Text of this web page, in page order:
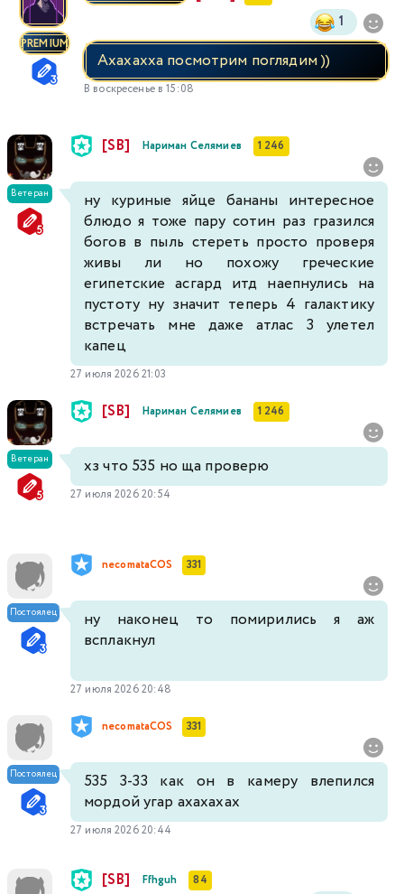
PREMIUM
1
Ахахахха посмотрим поглядим ))
В воскресенье в 15:08
Ветеран
[SB] Нариман Селямиев 1 246
ну куриные яйце бананы интересное
блюдо я тоже пару сотин раз гразился
богов в пыль стереть просто проверя
живы ли но похожу греческие
египетские асгард итд наепнулись на
пустоту ну значит теперь 4 галактику
встречать мне даже атлас 3 улетел
капец
27 июля 2026 21:03
Ветеран
[SB] Нариман Селямиев 1 246
хз что 535 но ща проверю
27 июля 2026 20:54
Постоялец
necomataCOS 331
ну наконец то помирились я аж
всплакнул
27 июля 2026 20:48
Постоялец
necomataCOS 331
535 3-33 как он в камеру влепился
мордой угар ахахахах
27 июля 2026 20:44
[SB] Ffhguh 84